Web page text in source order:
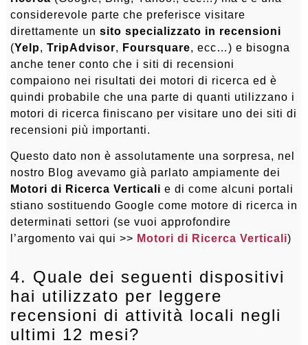
considerevole parte che preferisce visitare
direttamente un sito specializzato in recensioni
(Yelp, TripAdvisor, Foursquare, ecc…) e bisogna
anche tener conto che i siti di recensioni
compaiono nei risultati dei motori di ricerca ed è
quindi probabile che una parte di quanti utilizzano i
motori di ricerca finiscano per visitare uno dei siti di
recensioni più importanti.
Questo dato non è assolutamente una sorpresa, nel
nostro Blog avevamo già parlato ampiamente dei
Motori di Ricerca Verticali e di come alcuni portali
stiano sostituendo Google come motore di ricerca in
determinati settori (se vuoi approfondire
l’argomento vai qui >> Motori di Ricerca Verticali)
4. Quale dei seguenti dispositivi
hai utilizzato per leggere
recensioni di attività locali negli
ultimi 12 mesi?